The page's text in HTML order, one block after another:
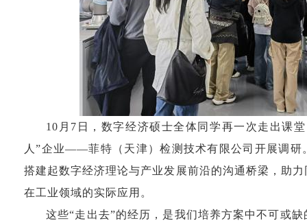
10月7日，数字经济硕士全体同学再一次走出课
人”企业——菲特（天津）检测技术有限公司开展调研
搭建起数字经济理论与产业发展前沿的沟通桥梁，助
在工业领域的实际应用。
这些“走出去”的经历，是我们培养方案中不可或